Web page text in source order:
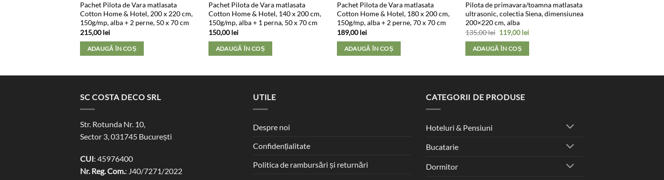
Pachet Pilota de Vara matlasata
Cotton Home & Hotel, 200 x 220 cm,
150g/mp, alba + 2 perne, 50 x 70 cm
215,00lei
ADAUGĂ ÎN COȘ
Pachet Pilota de Vara matlasata
Cotton Home & Hotel, 140 x 200 cm,
150g/mp, alba + 1 perna, 50 x 70 cm
150,00lei
ADAUGĂ ÎN COȘ
Pachet Pilota de Vara matlasata
Cotton Home & Hotel, 180 x 200 cm,
150g/mp, alba + 2 perne, 70 x 70 cm
189,00lei
ADAUGĂ ÎN COȘ
Pilota de primavara/toamna matlasata
ultrasonic, colectia Siena, dimensiunea
200×220 cm, alba
135,00lei Prețul
inițial
a
fost:
119,00leiPrețul
ADAUGĂ ÎN COȘ
SC COSTA DECO SRL
Str. Rotunda Nr. 10,
Sector 3, 031745 București
CUI: 45976400
Nr. Reg. Com.: J40/7271/2022
UTILE
Despre noi
Confidențialitate
Politica de rambursări și returnări
CATEGORII DE PRODUSE
Hoteluri & Pensiuni
Bucatarie
Dormitor